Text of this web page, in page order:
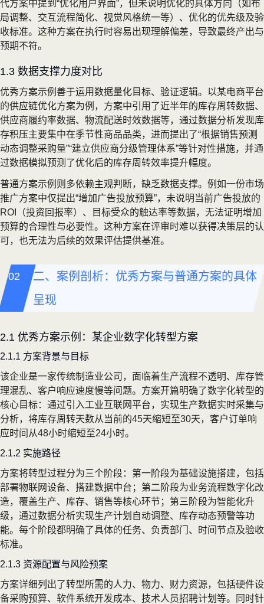
代方案中提到“优化用户界面”，但未说明优化的具体方向（如布
局调整、交互流程简化、视觉风格统一等）、优化的优先级及验
收标准。这种方案在执行时容易出现理解偏差，导致最终产出与
预期不符。
1.3 数据支撑力度对比
优秀方案示例善于运用数据量化目标、验证逻辑。以某电商平台
的供应链优化方案为例，方案中引用了近半年的库存周转数据、
供应商履约率数据、物流配送时效数据等，通过数据分析发现库
存积压主要集中在季节性商品品类，进而提出了“根据销售预测
动态调整采购量”“建立供应商分级管理体系”等针对性措施，并通
过数据模拟预测了优化后的库存周转效率提升幅度。
普通方案示例则多依赖主观判断，缺乏数据支撑。例如一份市场
推广方案中仅提出“增加广告投放预算”，未说明当前广告投放的
ROI（投资回报率）、目标受众的触达率等数据，无法证明增加
预算的合理性与必要性。这种方案在评审时难以获得决策层的认
可，也无法为后续的效果评估提供基准。
二、案例剖析：优秀方案与普通方案的具体
呈现
2.1 优秀方案示例：某企业数字化转型方案
2.1.1 方案背景与目标
该企业是一家传统制造业公司，面临着生产流程不透明、库存管
理混乱、客户响应速度慢等问题。方案开篇明确了数字化转型的
核心目标：通过引入工业互联网平台，实现生产数据实时采集与
分析，将库存周转天数从当前的45天缩短至30天，客户订单响
应时间从48小时缩短至24小时。
2.1.2 实施路径
方案将转型过程分为三个阶段：第一阶段为基础设施搭建，包括
部署物联网设备、搭建数据中台；第二阶段为业务流程数字化改
造，覆盖生产、库存、销售等核心环节；第三阶段为智能化升
级，通过数据分析实现生产计划自动调整、库存动态预警等功
能。每个阶段都明确了具体的任务、负责部门、时间节点及验收
标准。
2.1.3 资源配置与风险预案
方案详细列出了转型所需的人力、物力、财力资源，包括硬件设
备采购预算、软件系统开发成本、技术人员招聘计划等。同时针